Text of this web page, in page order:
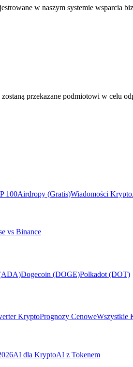
w naszym systemie wsparcia
przekazane podmiotowi w celu
100Airdropy (Gratis)Wiadomości Krypto
vs Binance
Dogecoin (DOGE)Polkadot (DOT)
KryptoPrognozy CenoweWszystkie
AI dla KryptoAI z Tokenem